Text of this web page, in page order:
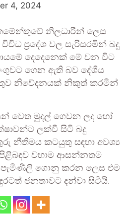
4, 2024
නිලධාරීන් ලෙස
ප්‍රදේශ වල සැරිසරමින් බදු
දෙදෙනෙක් මේ වන විට
ගෙන ඇති බව දේශීය
නිවේදනයක් නිකුත් කරමින්
වෙත මුදල් ගෙවන ලද හෝ
ලක්වී සිටි බදු
නීතිමය කටයුතු සඳහා අවශ්‍ය
වහාම ආසන්නතම
ගොනු කරන ලෙස එම
ජනතාවට දන්වා සිටියි.